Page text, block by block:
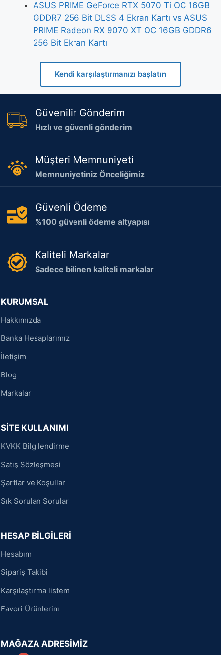
ASUS PRIME GeForce RTX 5070 Ti OC 16GB
GDDR7 256 Bit DLSS 4 Ekran Kartı vs ASUS
PRIME Radeon RX 9070 XT OC 16GB GDDR6
256 Bit Ekran Kartı
Kendi karşılaştırmanızı başlatın
Güvenilir Gönderim
Hızlı ve güvenli gönderim
Müşteri Memnuniyeti
Memnuniyetiniz Önceliğimiz
Güvenli Ödeme
%100 güvenli ödeme altyapısı
Kaliteli Markalar
Sadece bilinen kaliteli markalar
KURUMSAL
Hakkımızda
Banka Hesaplarımız
İletişim
Blog
Markalar
SİTE KULLANIMI
KVKK Bilgilendirme
Satış Sözleşmesi
Şartlar ve Koşullar
Sık Sorulan Sorular
HESAP BİLGİLERİ
Hesabım
Sipariş Takibi
Karşılaştırma listem
Favori Ürünlerim
MAĞAZA ADRESİMİZ